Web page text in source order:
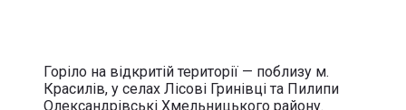
Горіло на відкритій території — поблизу м.
Красилів, у селах Лісові Гринівці та Пилипи
Олександрівські Хмельницького району.